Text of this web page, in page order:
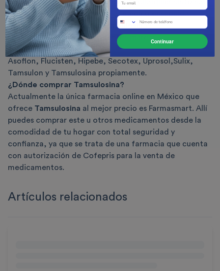
efectos secundarios. Si se presenta cualquier síntoma
llamativo o inusual, consulta al médico enseguida.
¿Qué marcas existen de Tamsulosina?
En el mercado existen diferentes marcas y
presentaciones como:
Asoflon, Flucisten, Hipebe, Secotex, Uprosol,Sulix,
Tamsulon y Tamsulosina propiamente.
¿Dónde comprar Tamsulosina?
Actualmente la única farmacia online en México que
ofrece Tamsulosina al mejor precio es Farmasmart. Allí
puedes comprar este u otros medicamentos desde la
comodidad de tu hogar con total seguridad y
confianza, ya que se trata de una farmacia que cuenta
con autorización de Cofepris para la venta de
medicamentos.
Artículos relacionados
Continuar